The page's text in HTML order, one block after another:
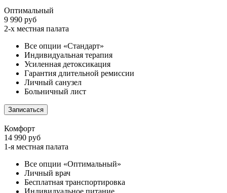
Оптимальный
9 990 руб
2-х местная палата
Все опции «Стандарт»
Индивидуальная терапия
Усиленная детоксикация
Гарантия длительной ремиссии
Личный санузел
Больничный лист
Записаться
Комфорт
14 990 руб
1-я местная палата
Все опции «Оптимальный»
Личный врач
Бесплатная транспортировка